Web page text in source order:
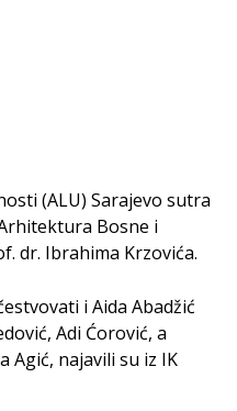
(ALU) Sarajevo sutra
Bosne i
dr. Ibrahima Krzovića.
i Aida Abadžić
Adi Ćorović, a
Agić, najavili su iz IK